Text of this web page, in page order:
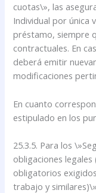
cuotas\», las
Individual por única
préstamo, siempre
contractuales. En
deberá emitir
modificaciones
En cuanto
estipulado en los
25.3.5. Para los
obligaciones
obligatorios
trabajo y